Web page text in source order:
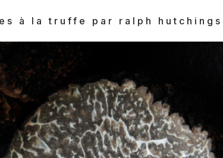
à la truffe par ralph hutchings